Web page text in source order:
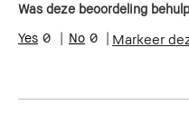
Was deze beoordeling
0 0 Markeer